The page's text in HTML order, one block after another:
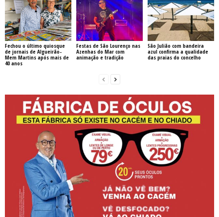
Fechou o último quiosque
de jornais de Algueirão-
Mem Martins após mais de
40 anos
Festas de São Lourenço nas
Azenhas do Mar com
animação e tradição
São Julião com bandeira
azul confirma a qualidade
das praias do concelho